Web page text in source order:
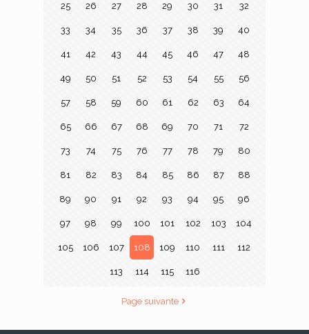
25 26 27 28 29 30 31 32
33 34 35 36 37 38 39 40
41 42 43 44 45 46 47 48
49 50 51 52 53 54 55 56
57 58 59 60 61 62 63 64
65 66 67 68 69 70 71 72
73 74 75 76 77 78 79 80
81 82 83 84 85 86 87 88
89 90 91 92 93 94 95 96
97 98 99 100 101 102 103 104
105 106 107 108 109 110 111 112
113 114 115 116
Page suivante